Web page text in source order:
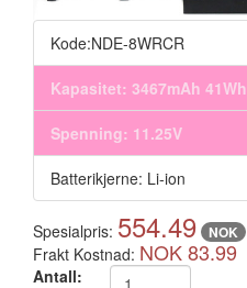
Kode:NDE-8WRCR
Kapasitet: 3467mAh 41Wh
Spenning: 11.25V
Batterikjerne: Li-ion
Spesialpris: 554.49 NOK
Frakt Kostnad: NOK 83.99
Antall: